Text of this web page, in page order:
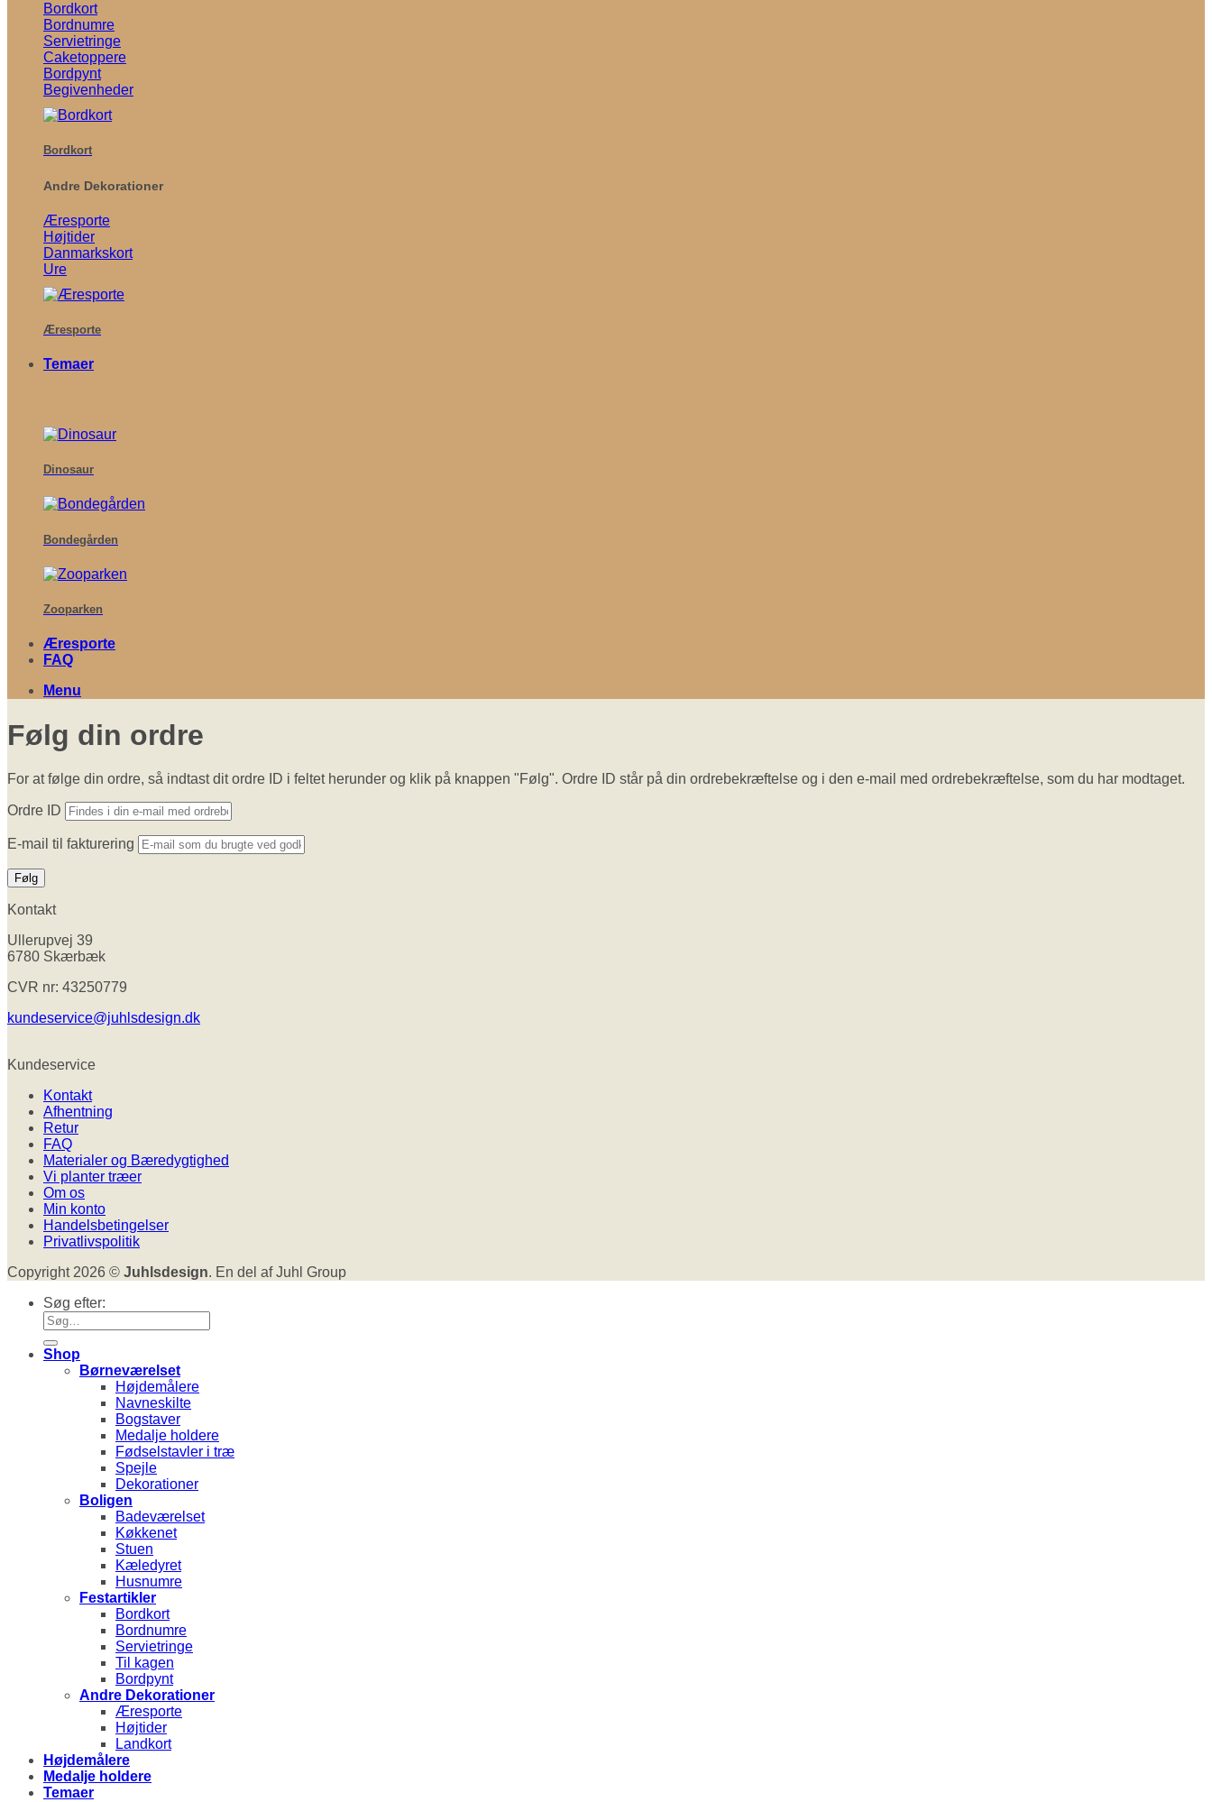
Bordkort
Bordnumre
Servietringe
Caketoppere
Bordpynt
Begivenheder
Bordkort
Andre Dekorationer
Æresporte
Højtider
Danmarkskort
Ure
Æresporte
Temaer
Dinosaur
Bondegården
Zooparken
Æresporte
FAQ
Menu
Følg din ordre
For at følge din ordre, så indtast dit ordre ID i feltet herunder og klik på knappen "Følg". Ordre ID står på din ordrebekræftelse og i den e-mail med ordrebekræftelse, som du har modtaget.
Ordre ID
E-mail til fakturering
Følg
Kontakt
Ullerupvej 39
6780 Skærbæk
CVR nr: 43250779
kundeservice@juhlsdesign.dk
Kundeservice
Kontakt
Afhentning
Retur
FAQ
Materialer og Bæredygtighed
Vi planter træer
Om os
Min konto
Handelsbetingelser
Privatlivspolitik
Copyright 2026 © Juhlsdesign. En del af Juhl Group
Søg efter:
Shop
Børneværelset
Højdemålere
Navneskilte
Bogstaver
Medalje holdere
Fødselstavler i træ
Spejle
Dekorationer
Boligen
Badeværelset
Køkkenet
Stuen
Kæledyret
Husnumre
Festartikler
Bordkort
Bordnumre
Servietringe
Til kagen
Bordpynt
Andre Dekorationer
Æresporte
Højtider
Landkort
Højdemålere
Medalje holdere
Temaer